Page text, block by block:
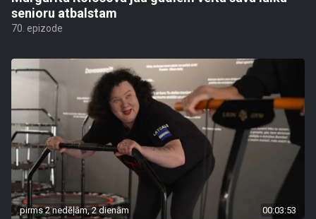
senioru atbalstam
70. epizode
pirms 2 nedēļām, 2 dienām 00:03:53